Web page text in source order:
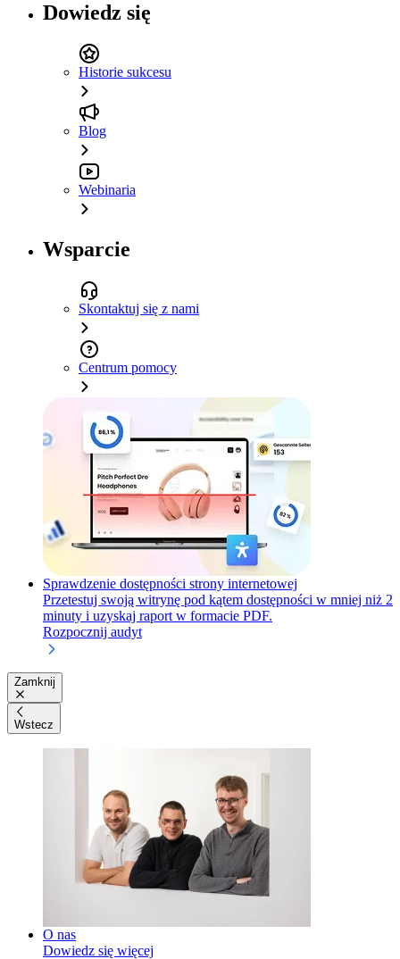
Dowiedz się
Historie sukcesu
Blog
Webinaria
Wsparcie
Skontaktuj się z nami
Centrum pomocy
Sprawdzenie dostępności strony internetowej
Przetestuj swoją witrynę pod kątem dostępności w mniej niż 2
minuty i uzyskaj raport w formacie PDF.
Rozpocznij audyt
Zamknij
Wstecz
O nas
Dowiedz się więcej